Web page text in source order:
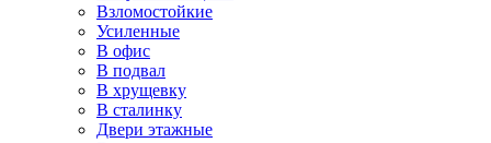
Взломостойкие
Усиленные
В офис
В подвал
В хрущевку
В сталинку
Двери этажные